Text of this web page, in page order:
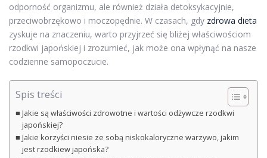
odporność organizmu, ale również działa detoksykacyjnie,
przeciwobrzękowo i moczopędnie. W czasach, gdy zdrowa dieta
zyskuje na znaczeniu, warto przyjrzeć się bliżej właściwościom
rzodkwi japońskiej i zrozumieć, jak może ona wpłynąć na nasze
codzienne samopoczucie.
Spis treści
Jakie są właściwości zdrowotne i wartości odżywcze rzodkwi
japońskiej?
Jakie korzyści niesie ze sobą niskokaloryczne warzywo, jakim
jest rzodkiew japońska?